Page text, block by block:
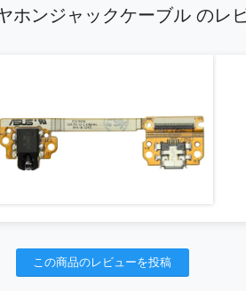
ホンジャックケーブル のレ
この商品のレビューを投稿